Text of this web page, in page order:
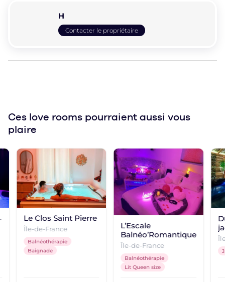
H
Contacter le propriétaire
Ces love rooms pourraient aussi vous
plaire
Le Clos Saint Pierre
Île-de-France
Balnéothérapie
Baignade
L’Escale
Balnéo’Romantique
Île-de-France
Balnéothérapie
Lit Queen size